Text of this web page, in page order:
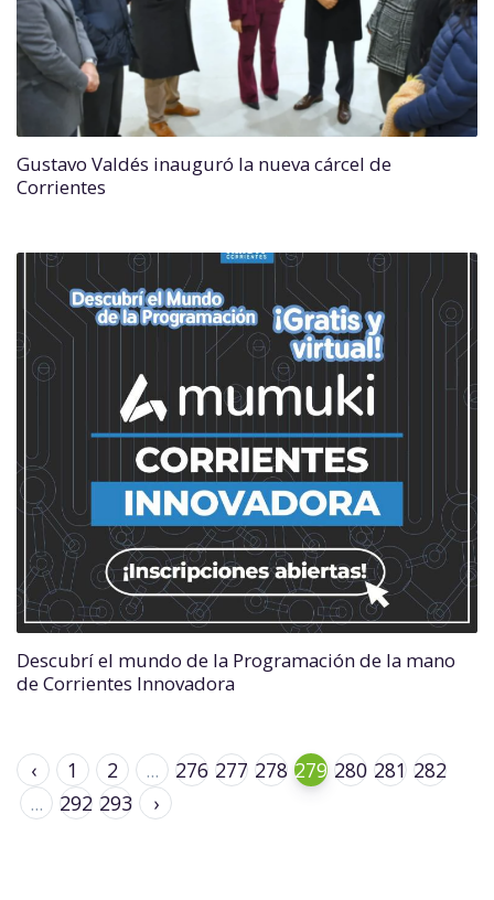
Gustavo Valdés inauguró la nueva cárcel de
Corrientes
Descubrí el mundo de la Programación de la mano
de Corrientes Innovadora
‹ 1 2 ... 276 277 278 279 280 281 282
...
292 293 ›